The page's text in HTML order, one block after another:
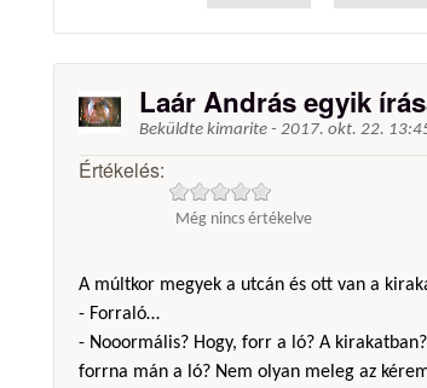
Laár András egyik
Beküldte kimarite - 2017. okt. 22.
Értékelés:
Még nincs értékelve
A múltkor megyek a utcán és ott van a
- Forraló…
- Nooormális? Hogy, forr a ló? A
forrna mán a ló? Nem olyan meleg az